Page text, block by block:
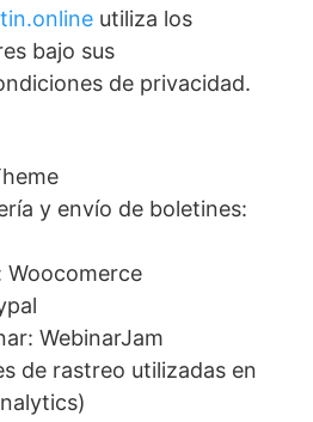
utiliza los
bajo sus
de privacidad.
y envío de boletines:
Woocomerce
WebinarJam
de rastreo utilizadas en